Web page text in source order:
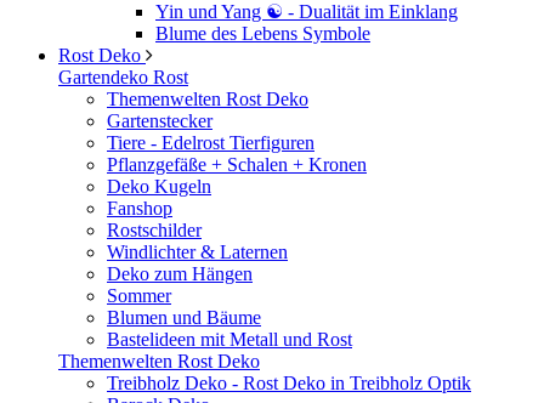
Yin und Yang ☯ - Dualität im Einklang
Blume des Lebens Symbole
Rost Deko
Gartendeko Rost
Themenwelten Rost Deko
Gartenstecker
Tiere - Edelrost Tierfiguren
Pflanzgefäße + Schalen + Kronen
Deko Kugeln
Fanshop
Rostschilder
Windlichter & Laternen
Deko zum Hängen
Sommer
Blumen und Bäume
Bastelideen mit Metall und Rost
Themenwelten Rost Deko
Treibholz Deko - Rost Deko in Treibholz Optik